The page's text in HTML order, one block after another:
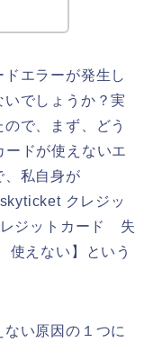
エラーが発生し
でしょうか？実
で、まず、どう
ドが使えないエ
、私自身が
クレジッ
ジットカード 失
えない】という
い原因の１つに